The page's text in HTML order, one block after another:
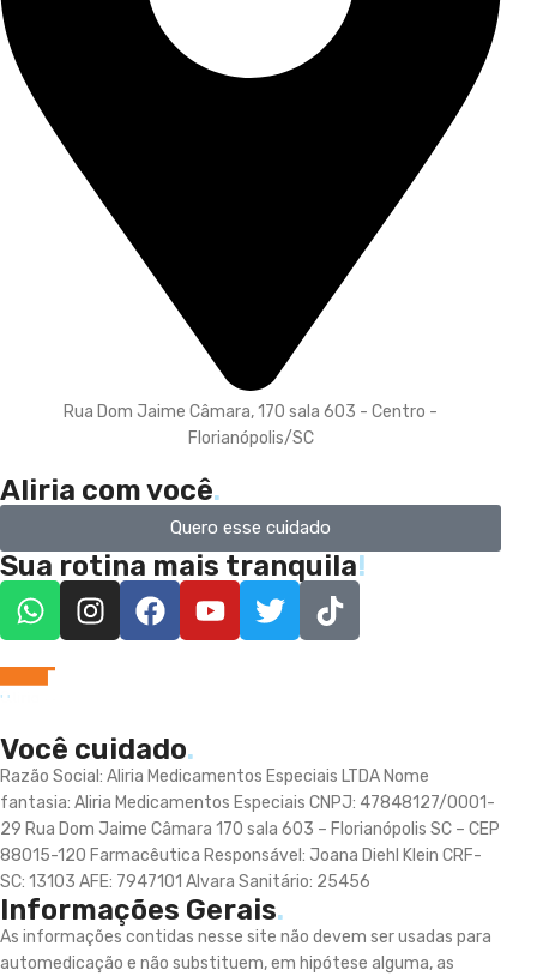
Rua Dom Jaime Câmara, 170 sala 603 - Centro -
Florianópolis/SC
Aliria com você.
Quero esse cuidado
Sua rotina mais tranquila!
Você cuidado.
Razão Social: Aliria Medicamentos Especiais LTDA Nome
fantasia: Aliria Medicamentos Especiais CNPJ: 47848127/0001-
29 Rua Dom Jaime Câmara 170 sala 603 – Florianópolis SC – CEP
88015-120 Farmacêutica Responsável: Joana Diehl Klein CRF-
SC: 13103 AFE: 7947101 Alvara Sanitário: 25456
Informações Gerais.
As informações contidas nesse site não devem ser usadas para
automedicação e não substituem, em hipótese alguma, as